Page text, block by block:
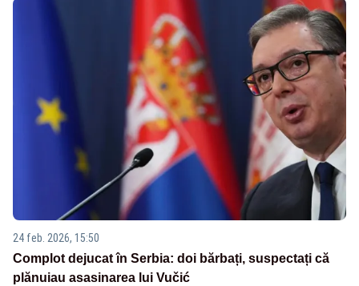
24 feb. 2026, 15:50
Complot dejucat în Serbia: doi bărbați, suspectați că
plănuiau asasinarea lui Vučić